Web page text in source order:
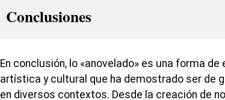
Conclusiones
En conclusión, lo «anovelado» es una forma de
artística y cultural que ha demostrado ser de
en diversos contextos. Desde la creación de